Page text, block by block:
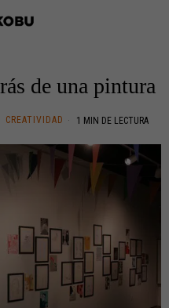
de una pintura
CREATIVIDAD 1 MIN DE LECTURA